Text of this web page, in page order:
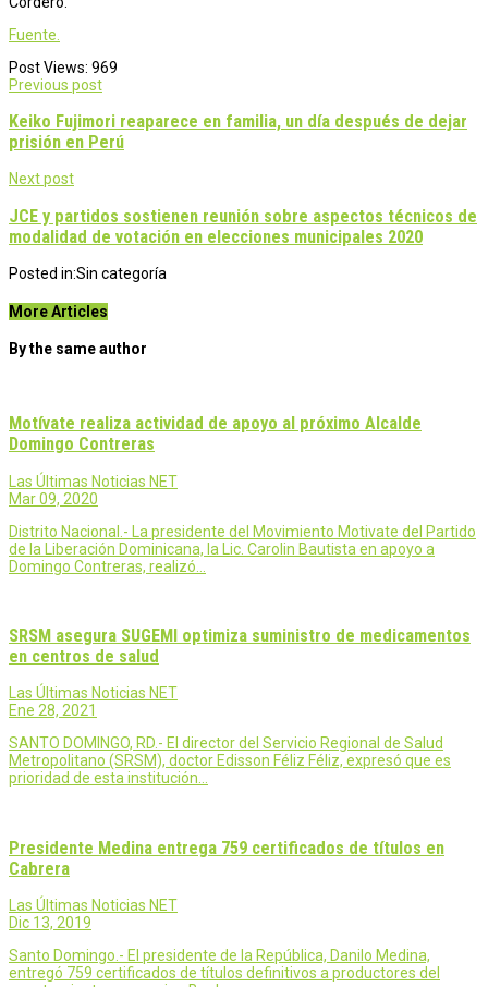
Fuente.
Post Views: 969
Post
navigation
Previous post
Keiko Fujimori reaparece en familia, un día después de dejar
prisión en Perú
Next post
JCE y partidos sostienen reunión sobre aspectos técnicos de
modalidad de votación en elecciones municipales 2020
Posted in:Sin categoría
More Articles
By the same author
Motívate realiza actividad de apoyo al próximo Alcalde
Domingo Contreras
Las Últimas Noticias NET
Mar 09, 2020
Distrito Nacional.- La presidente del Movimiento Motivate del Partido
de la Liberación Dominicana, la Lic. Carolin Bautista en apoyo a
Domingo Contreras, realizó…
SRSM asegura SUGEMI optimiza suministro de medicamentos
en centros de salud
Las Últimas Noticias NET
Ene 28, 2021
SANTO DOMINGO, RD.- El director del Servicio Regional de Salud
Metropolitano (SRSM), doctor Edisson Féliz Féliz, expresó que es
prioridad de esta institución…
Presidente Medina entrega 759 certificados de títulos en
Cabrera
Las Últimas Noticias NET
Dic 13, 2019
Santo Domingo.- El presidente de la República, Danilo Medina,
entregó 759 certificados de títulos definitivos a productores del